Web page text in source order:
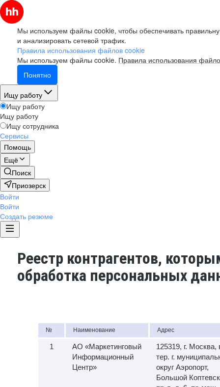
Мы используем файлы cookie, чтобы обеспечивать
и анализировать сетевой трафик.
Правила использования файлов cookie
Мы используем файлы cookie. Правила использования
Понятно
Ищу работу
Ищу работу
Ищу работу
Ищу сотрудника
Сервисы
Помощь
Ещё
Поиск
Приозерск
Войти
Войти
Создать резюме
Реестр контрагентов,
обработка персональных
№ Наименование Адрес
АО «Маркетинговый
Информационный
Центр»
125319, г. Москва,
тер. г.
округ Аэропорт,
Большой